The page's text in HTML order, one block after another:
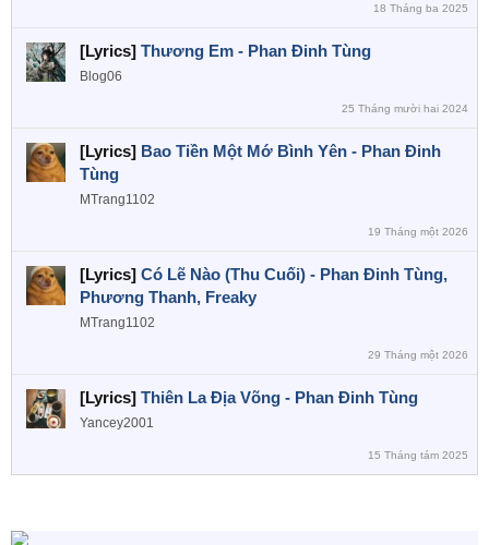
18 Tháng ba 2025
[Lyrics] Thương Em - Phan Đinh Tùng
Blog06
25 Tháng mười hai 2024
[Lyrics] Bao Tiền Một Mớ Bình Yên - Phan Đinh
Tùng
MTrang1102
19 Tháng một 2026
[Lyrics] Có Lẽ Nào (Thu Cuối) - Phan Đinh Tùng,
Phương Thanh, Freaky
MTrang1102
29 Tháng một 2026
[Lyrics] Thiên La Địa Võng - Phan Đinh Tùng
Yancey2001
15 Tháng tám 2025